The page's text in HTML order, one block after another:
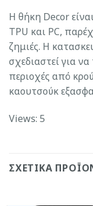
Η θήκη Decor
TPU και PC,
ζημιές. Η
σχεδιαστεί για
περιοχές από
καουτσούκ
Views: 5
ΣΧΕΤΙΚΆ